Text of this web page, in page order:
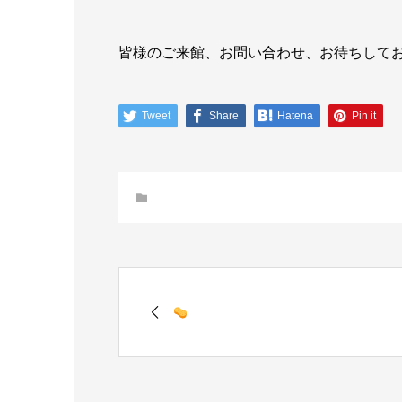
皆様のご来館、お問い合わせ、お待ちして
Tweet Share Hatena Pin it